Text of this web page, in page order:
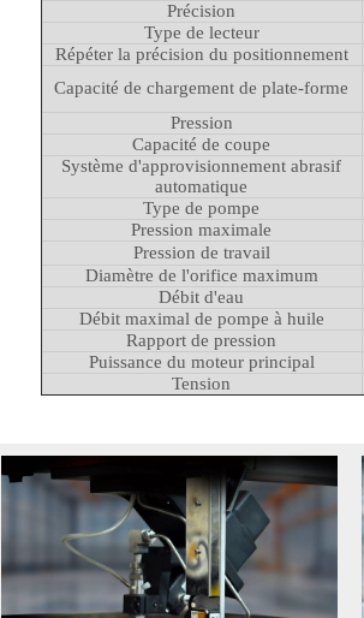
Précision
Type de lecteur
Répéter la précision du positionnement
Capacité de chargement de plate-forme
Pression
Capacité de coupe
Système d'approvisionnement abrasif
automatique
Type de pompe
Pression maximale
Pression de travail
Diamètre de l'orifice maximum
Débit d'eau
Débit maximal de pompe à huile
Rapport de pression
Puissance du moteur principal
Tension